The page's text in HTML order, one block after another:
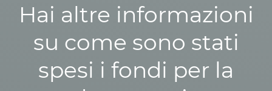
Hai altre informazioni
su come sono stati
spesi i fondi per la